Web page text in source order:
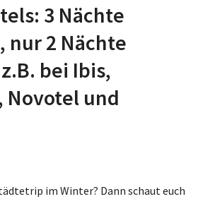
3 Nächte
nur 2 Nächte
bei Ibis,
Novotel und
im Winter? Dann schaut euch